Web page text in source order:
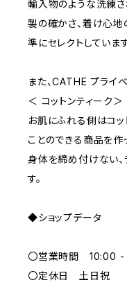
E70
YELLOW
PURPLE
BLUE
ORANGE
GRAY
5000~
輸入物のような洗練さ
製の確かさ、着け心地
準にセレクトしています
また、CATHE プライ
＜ コットンティーク＞
お肌にふれる側はコッ
ことのできる商品を作
身体を締め付けない
す。
◆ショップデータ
〇営業時間 10:00 -
〇定休日 土日祝